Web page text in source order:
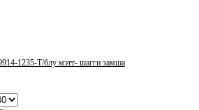
1235-Т/блу мэтт- шагги замша